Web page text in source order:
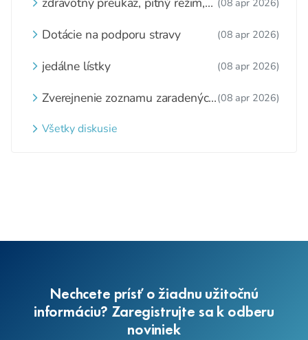
Dotácie na podporu stravy (08 apr 2026)
jedálne lístky (08 apr 2026)
Zverejnenie zoznamu zaradených
webovom sídle
(08 apr 2026)
Všetky diskusie
Nechcete prísť o žiadnu užitočnú
informáciu? Zaregistrujte sa k odberu
noviniek